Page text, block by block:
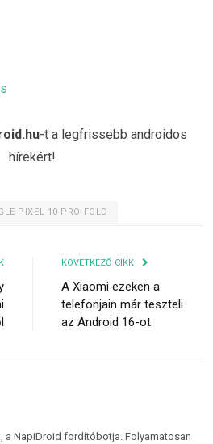
-t a legfrissebb androidos
hírekért!
PIXEL 10 PRO FOLD
KÖVETKEZŐ CIKK
A Xiaomi ezeken a
telefonjain már teszteli
az Android 16-ot
a NapiDroid fordítóbotja. Folyamatosan